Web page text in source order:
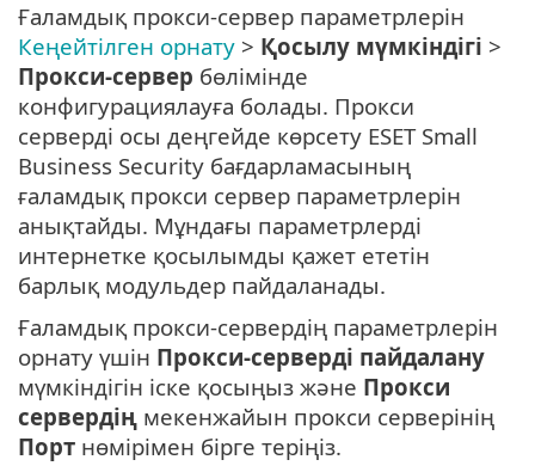
Ғаламдық прокси-сервер параметрлерін
Кеңейтілген орнату > Қосылу мүмкіндігі >
Прокси-сервер бөлімінде
конфигурациялауға болады. Прокси
серверді осы деңгейде көрсету ESET Small
Business Security бағдарламасының
ғаламдық прокси сервер параметрлерін
анықтайды. Мұндағы параметрлерді
интернетке қосылымды қажет ететін
барлық модульдер пайдаланады.
Ғаламдық прокси-сервердің параметрлерін
орнату үшін Прокси-серверді пайдалану
мүмкіндігін іске қосыңыз және Прокси
сервердің мекенжайын прокси серверінің
Порт нөмірімен бірге теріңіз.